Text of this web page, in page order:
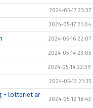
2024-05-17 23:37
2024-05-17 21:04
2024-05-16 22:07
2024-05-14 23:05
2024-05-14 22:39
2024-05-13 21:35
- lotteriet är
2024-05-12 18:43